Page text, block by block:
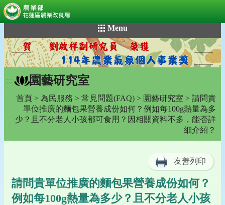
到
主
要
內
容
Menu
::: 園藝研究室
首頁 > 為民服務 > 常見問題(FAQ) > 園藝研究室 > 請問貴
單位推廣的麵包果營養成份如何？例如每100g熱量為多
少？且不分老人小孩都可食用？因相關資料不多，能否詳
細介紹？
友善列印
請問貴單位推廣的麵包果營養成份如何？
例如每100g熱量為多少？且不分老人小孩